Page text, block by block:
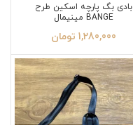
بادی بگ پارچه اسکین طرح
BANGE مینیمال
1,280,000 تومان